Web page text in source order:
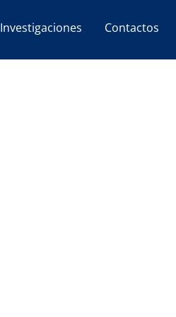
Investigaciones Contactos